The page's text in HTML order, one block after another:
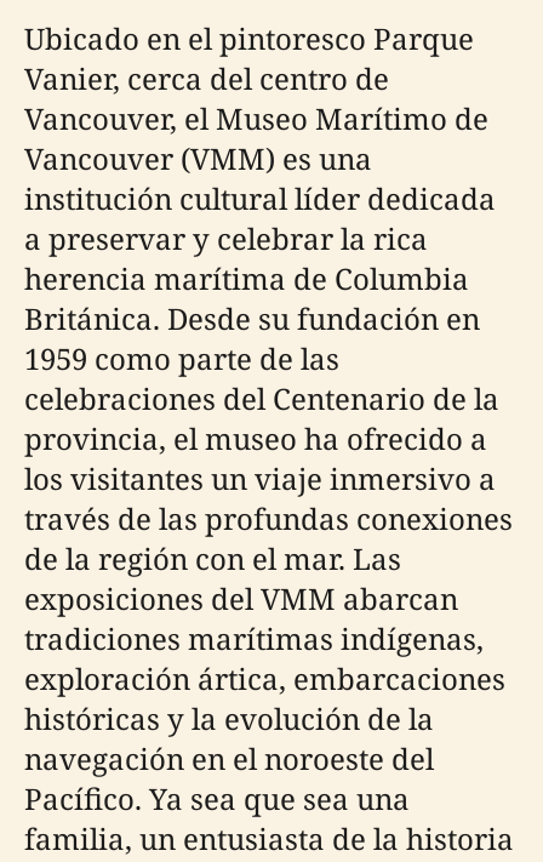
Ubicado en el pintoresco Parque
Vanier, cerca del centro de
Vancouver, el Museo Marítimo de
Vancouver (VMM) es una
institución cultural líder dedicada
a preservar y celebrar la rica
herencia marítima de Columbia
Británica. Desde su fundación en
1959 como parte de las
celebraciones del Centenario de la
provincia, el museo ha ofrecido a
los visitantes un viaje inmersivo a
través de las profundas conexiones
de la región con el mar. Las
exposiciones del VMM abarcan
tradiciones marítimas indígenas,
exploración ártica, embarcaciones
históricas y la evolución de la
navegación en el noroeste del
Pacífico. Ya sea que sea una
familia, un entusiasta de la historia